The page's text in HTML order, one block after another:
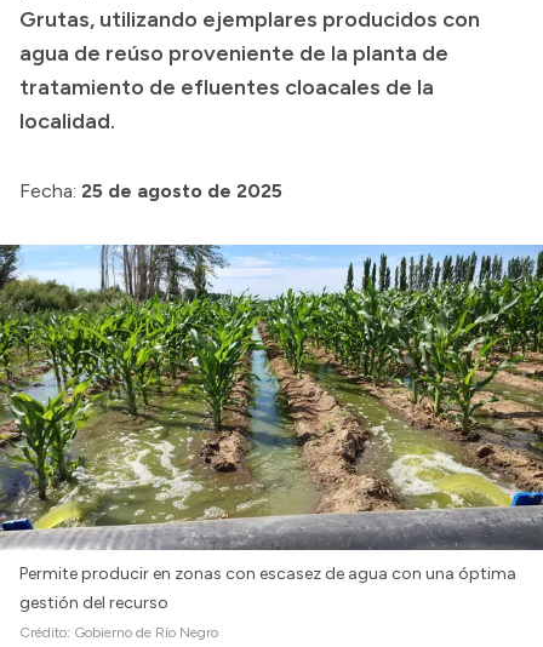
Compras y licitaciones
Consulta de expedientes
Consulta de pago a proveedores
Convocatorias
Grutas, utilizando ejemplares producidos con
agua de reúso proveniente de la planta de
tratamiento de efluentes cloacales de la
localidad.
Fecha: 25 de agosto de 2025
Permite producir en zonas con escasez de agua con una óptima
gestión del recurso
Crédito: Gobierno de Río Negro